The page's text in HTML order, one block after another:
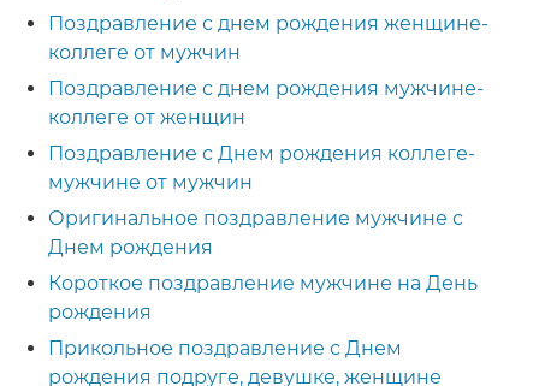
Поздравление с днем рождения женщине-
коллеге от мужчин
Поздравление с днем рождения мужчине-
коллеге от женщин
Поздравление с Днем рождения коллеге-
мужчине от мужчин
Оригинальное поздравление мужчине с
Днем рождения
Короткое поздравление мужчине на День
рождения
Прикольное поздравление с Днем
рождения подруге, девушке, женщине